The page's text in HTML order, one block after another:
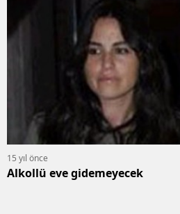
15 yıl önce
Alkollü eve gidemeyecek